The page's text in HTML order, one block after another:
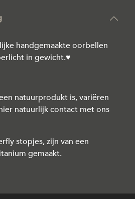
handgemaakte oorbellen
in gewicht.♥
natuurprodukt is, variëren
natuurlijk contact met ons
stopjes, zijn van een
gemaakt.